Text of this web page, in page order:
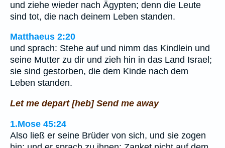
und ziehe wieder nach Ägypten; denn die Leute
sind tot, die nach deinem Leben standen.
Matthaeus 2:20
und sprach: Stehe auf und nimm das Kindlein und
seine Mutter zu dir und zieh hin in das Land Israel;
sie sind gestorben, die dem Kinde nach dem
Leben standen.
Let me depart [heb] Send me away
1.Mose 45:24
Also ließ er seine Brüder von sich, und sie zogen